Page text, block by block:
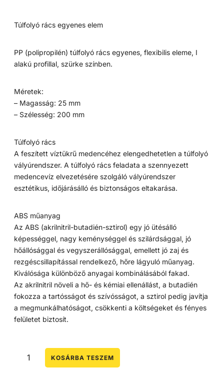
Túlfolyó rács egyenes elem
PP (polipropilén) túlfolyó rács egyenes, flexibilis eleme, I
alakú profillal, szürke színben.
Méretek:
– Magasság: 25 mm
– Szélesség: 200 mm
Túlfolyó rács
A feszített víztükrű medencéhez elengedhetetlen a túlfolyó
vályúrendszer. A túlfolyó rács feladata a szennyezett
medencevíz elvezetésére szolgáló vályúrendszer
esztétikus, időjárásálló és biztonságos eltakarása.
ABS műanyag
Az ABS (akrilnitril-butadién-sztirol) egy jó ütésálló
képességgel, nagy keménységgel és szilárdsággal, jó
hőállósággal és vegyszerállósággal, emellett jó zaj és
rezgéscsillapítással rendelkező, hőre lágyuló műanyag.
Kiválósága különböző anyagai kombinálásából fakad.
Az akrilnitril növeli a hő- és kémiai ellenállást, a butadién
fokozza a tartósságot és szívósságot, a sztirol pedig javítja
a megmunkálhatóságot, csökkenti a költségeket és fényes
felületet biztosít.
KOSÁRBA TESZEM